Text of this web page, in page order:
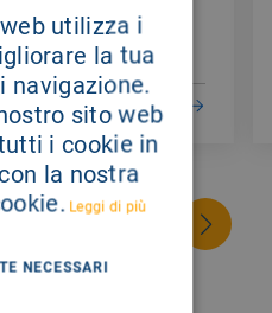
LEGGI DI PIÙ
utilizza i
la tua
navigazione.
sito web
i cookie in
la nostra
Leggi di più
NECESSARI